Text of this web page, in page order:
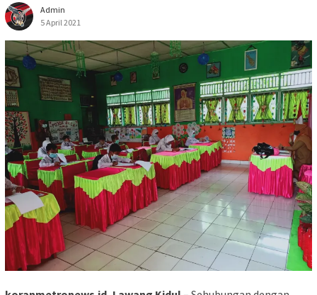
Admin
5 April 2021